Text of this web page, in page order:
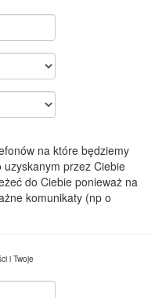
na które będziemy
uzyskanym przez Ciebie
do Ciebie ponieważ na
komunikaty (np o
i Twoje